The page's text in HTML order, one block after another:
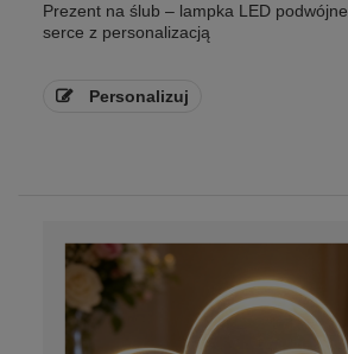
Prezent na ślub – lampka LED podwójne
serce z personalizacją
Personalizuj